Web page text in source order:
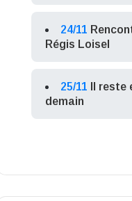
24/11
Régis Loisel
25/11
Il reste
demain